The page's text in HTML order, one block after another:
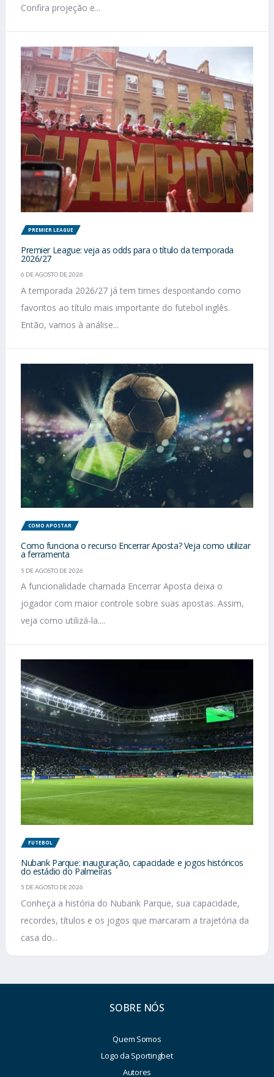
Confira projeção e...
PREMIER LEAGUE
Premier League: veja as odds para o título da temporada
2026/27
6 DE AGOSTO DE 2026
A temporada 2026/27 já tem times despontando como
favoritos ao título mais importante do futebol inglês.
Então, vamos à análise...
COMO APOSTAR
Como funciona o recurso Encerrar Aposta? Veja como utilizar
a ferramenta
5 DE AGOSTO DE 2026
A funcionalidade chamada Encerrar Aposta deixa o
jogador com maior controle sobre suas apostas. Assim,
veja como utilizá-la....
FUTEBOL
Nubank Parque: inauguração, capacidade e jogos históricos
do estádio do Palmeiras
5 DE AGOSTO DE 2026
Conheça a história do Nubank Parque, sua capacidade,
recordes, títulos e os jogos que marcaram a trajetória da
casa do...
SOBRE NÓS
Quem Somos
Logo da Sportingbet
Autores